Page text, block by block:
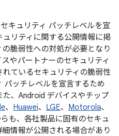
キュリティ パッチレベルを宣
リティに関する公開情報に掲
脆弱性への対処が必要となり
やパートナーのセキュリティ
ているセキュリティの脆弱性
パッチレベルを宣言するため
、Android デバイスやチップ
、 Huawei、 LGE、 Motorola、
も、各社製品に固有のセキュ
情報が公開される場合があり